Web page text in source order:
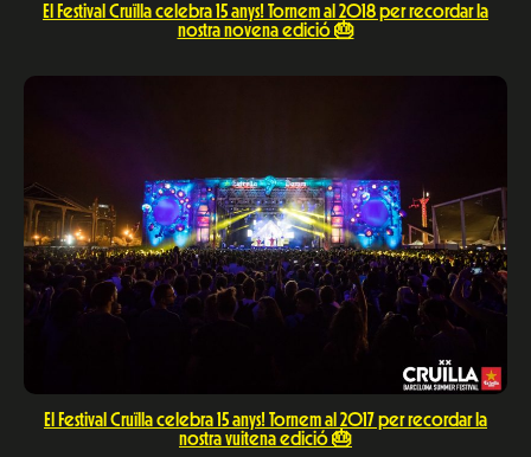
El Festival Cruïlla celebra 15 anys! Tornem al 2018 per recordar la
nostra novena edició 🎂
El Festival Cruïlla celebra 15 anys! Tornem al 2017 per recordar la
nostra vuitena edició 🎂